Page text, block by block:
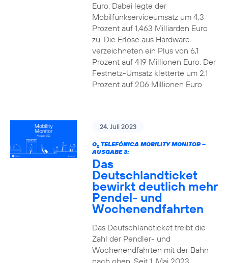
Euro. Dabei legte der
Mobilfunkserviceumsatz um 4,3
Prozent auf 1,463 Milliarden Euro
zu. Die Erlöse aus Hardware
verzeichneten ein Plus von 6,1
Prozent auf 419 Millionen Euro. Der
Festnetz-Umsatz kletterte um 2,1
Prozent auf 206 Millionen Euro.
24. Juli 2023
O2TELEFÓNICA MOBILITY MONITOR –
AUSGABE 3:
Das
Deutschlandticket
bewirkt deutlich mehr
Pendel- und
Wochenendfahrten
Das Deutschlandticket treibt die
Zahl der Pendler- und
Wochenendfahrten mit der Bahn
nach oben. Seit 1. Mai 2023